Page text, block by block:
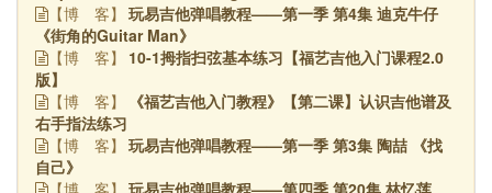
【博 客】
玩易吉他弹唱教程——第一季 第4集 迪克牛仔
《街角的Guitar Man》
【博 客】
10-1拇指扫弦基本练习【福艺吉他入门课程2.0
版】
【博 客】
《福艺吉他入门教程》【第二课】认识吉他谱及
右手指法练习
【博 客】
玩易吉他弹唱教程——第一季 第3集 陶喆 《找
自己》
【博 客】
玩易吉他弹唱教程——第四季 第20集 林忆莲